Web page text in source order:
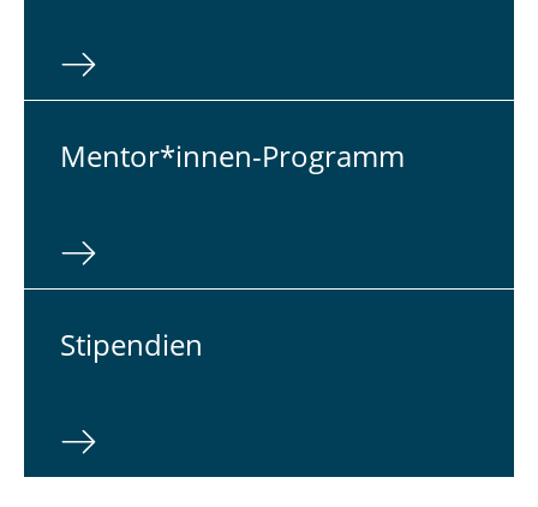
Mentor*innen-Pro­gramm
Sti­pen­di­en